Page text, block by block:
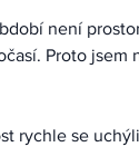
není
Proto jsem
rychle se